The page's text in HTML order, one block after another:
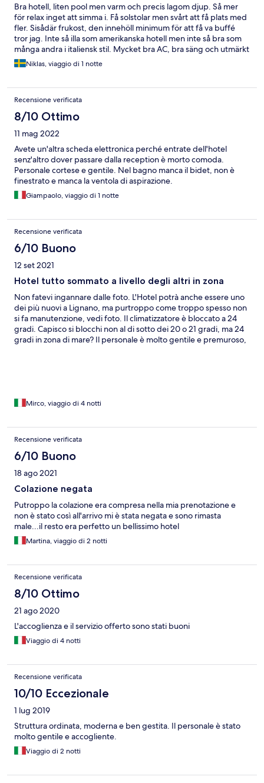
Bra hotell, liten pool men varm och precis lagom djup. Så mer
för relax inget att simma i. Få solstolar men svårt att få plats med
fler. Sisådär frukost, den innehöll minimum för att få va buffé
tror jag. Inte så illa som amerikanska hotell men inte så bra som
många andra i italiensk stil. Mycket bra AC, bra säng och utmärkt
balkong. Trångt med parkering och väldigt upptaget på alla
sidogator. Kort om stranden: en bit att promenera till långgrund
om man inte hyr en solstol till höger/söder om badkonplexet.
Niklas, viaggio di 1 notte
Recensione verificata
8/10 Ottimo
11 mag 2022
Avete un'altra scheda elettronica perché entrate dell'hotel
senz'altro dover passare dalla reception è morto comoda.
Personale cortese e gentile. Nel bagno manca il bidet, non è
finestrato e manca la ventola di aspirazione.
Giampaolo, viaggio di 1 notte
Recensione verificata
6/10 Buono
12 set 2021
Hotel tutto sommato a livello degli altri in zona
Non fatevi ingannare dalle foto. L'Hotel potrà anche essere uno
dei più nuovi a Lignano, ma purtroppo come troppo spesso non
si fa manutenzione, vedi foto. Il climatizzatore è bloccato a 24
gradi. Capisco si blocchi non al di sotto dei 20 o 21 gradi, ma 24
gradi in zona di mare? Il personale è molto gentile e premuroso,
Mirco, viaggio di 4 notti
Recensione verificata
6/10 Buono
18 ago 2021
Colazione negata
Putroppo la colazione era compresa nella mia prenotazione e
non è stato così all'arrivo mi è stata negata e sono rimasta
male...il resto era perfetto un bellissimo hotel
Martina, viaggio di 2 notti
Recensione verificata
8/10 Ottimo
21 ago 2020
L'accoglienza e il servizio offerto sono stati buoni
Viaggio di 4 notti
Recensione verificata
10/10 Eccezionale
1 lug 2019
Struttura ordinata, moderna e ben gestita. Il personale è stato
molto gentile e accogliente.
Viaggio di 2 notti